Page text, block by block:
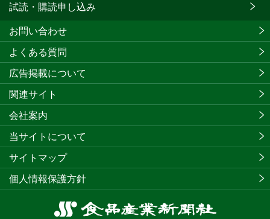
試読・購読申し込み
食
お問い合わせ
よくある質問
広告掲載について
関連サイト
会社案内
当サイトについて
サイトマップ
個人情報保護方針